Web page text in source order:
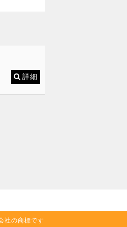
詳細
社の商標です